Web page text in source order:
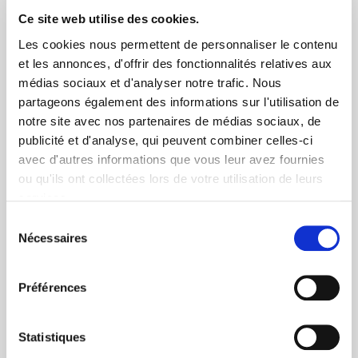
Ce site web utilise des cookies.
Les cookies nous permettent de personnaliser le contenu
et les annonces, d'offrir des fonctionnalités relatives aux
médias sociaux et d'analyser notre trafic. Nous
partageons également des informations sur l'utilisation de
notre site avec nos partenaires de médias sociaux, de
publicité et d'analyse, qui peuvent combiner celles-ci
avec d'autres informations que vous leur avez fournies
ou qu'ils ont collectées lors de votre utilisation de leurs
Nécessaires
Préférences
Statistiques
Via DPD ou colissimo
+ de 10 ans d'expertise
dans le photovoltaïque